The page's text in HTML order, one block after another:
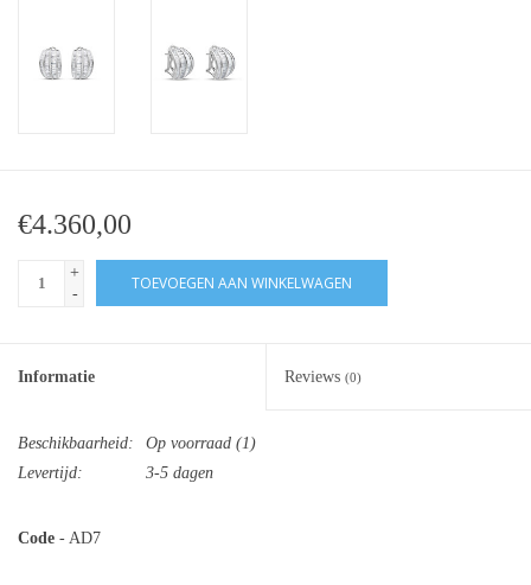
Exclusieve ringen
€4.360,00
+
-
TOEVOEGEN AAN WINKELWAGEN
Informatie Reviews (0)
Beschikbaarheid: Op voorraad (1)
Levertijd:
3-5 dagen
Code - AD7